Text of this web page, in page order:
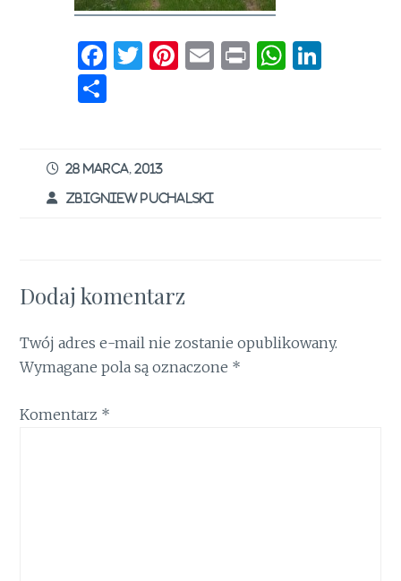
F
a
ce
o
o
T
r
Pi E P W Li
S
e
28 MARCA, 2013
ZBIGNIEW PUCHALSKI
Dodaj komentarz
Twój adres e-mail nie zostanie opublikowany.
Wymagane pola są oznaczone *
Komentarz *